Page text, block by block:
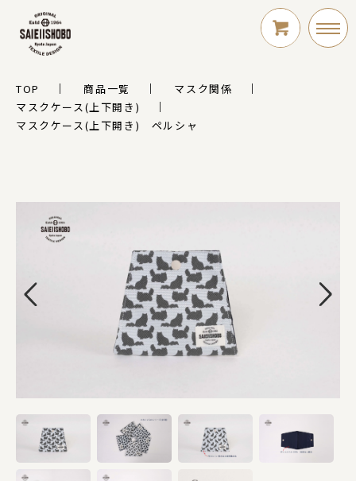
LOGIN
シリーズ
DOGS
CATS
TOP 商品一覧
マスク関係
マスクケース(上下開き)
マスクケース(上下開き) ペルシャ